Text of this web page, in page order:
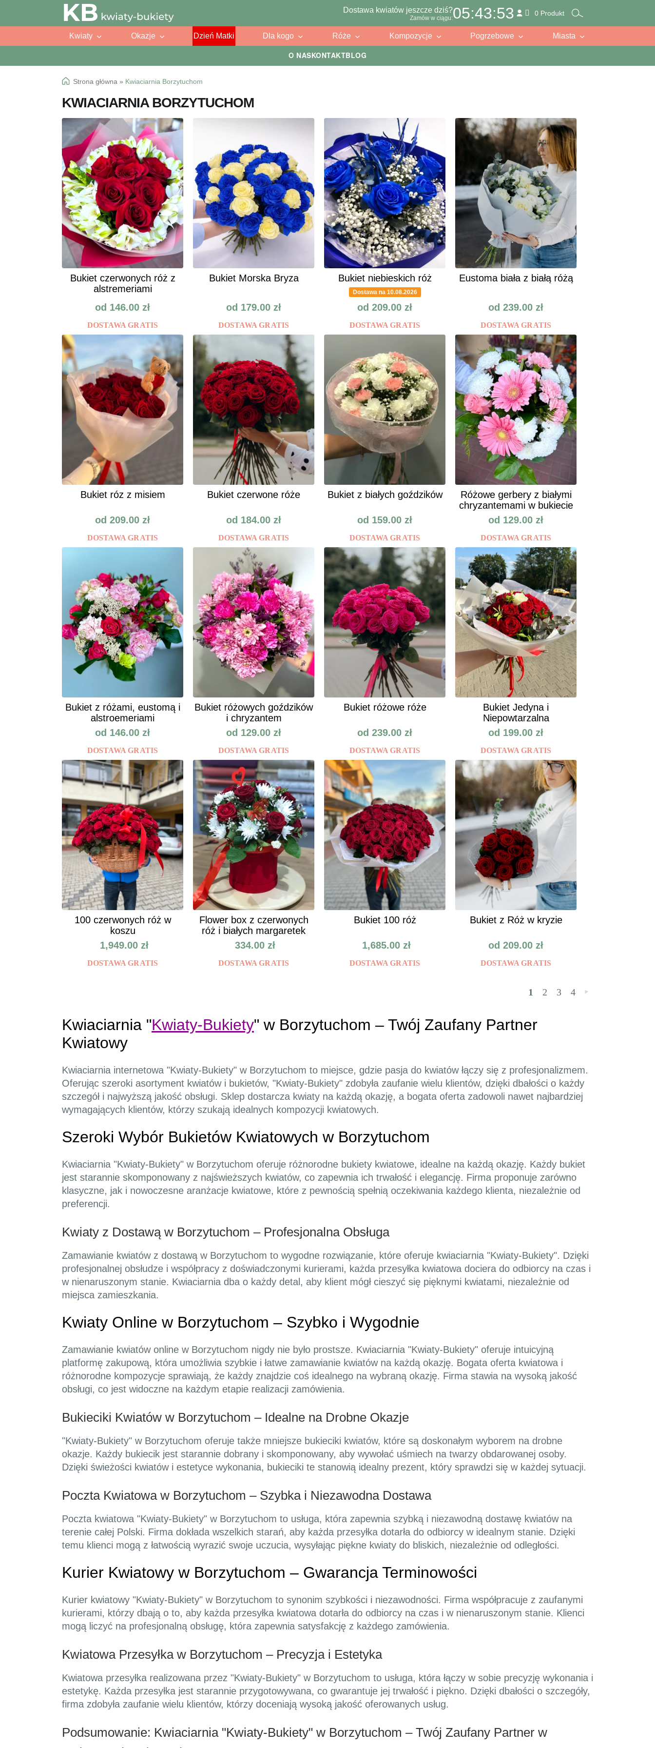
O NASKONTAKTBLOG
Przejdź
do
Przejdź
do
Dostawa kwiatów jeszcze dziś?
Zamów w ciągu:05:43:51 0 Produkt
Kwiaty Okazje Dzień Matki Dla kogo Róże Kompozycje Pogrzebowe Miasta
Strona główna » Kwiaciarnia Borzytuchom
KWIACIARNIA BORZYTUCHOM
Bukiet czerwonych róż z
alstremeriami
od 146.00 zł
DOSTAWA GRATIS
Bukiet Morska Bryza
od 179.00 zł
DOSTAWA GRATIS
Bukiet niebieskich róż
Dostawa na 10.08.2026
od 209.00 zł
DOSTAWA GRATIS
Eustoma biała z białą różą
od 239.00 zł
DOSTAWA GRATIS
Bukiet róz z misiem
od 209.00 zł
DOSTAWA GRATIS
Bukiet czerwone róże
od 184.00 zł
DOSTAWA GRATIS
Bukiet z białych goździków
od 159.00 zł
DOSTAWA GRATIS
Różowe gerbery z białymi
chryzantemami w bukiecie
od 129.00 zł
DOSTAWA GRATIS
Bukiet z różami, eustomą i
alstroemeriami
od 146.00 zł
DOSTAWA GRATIS
Bukiet różowych goździków
i chryzantem
od 129.00 zł
DOSTAWA GRATIS
Bukiet różowe róże
od 239.00 zł
DOSTAWA GRATIS
Bukiet Jedyna i
Niepowtarzalna
od 199.00 zł
DOSTAWA GRATIS
100 czerwonych róż w
koszu
1,949.00 zł
DOSTAWA GRATIS
Flower box z czerwonych
róż i białych margaretek
334.00 zł
DOSTAWA GRATIS
Bukiet 100 róż
1,685.00 zł
DOSTAWA GRATIS
Bukiet z Róż w kryzie
od 209.00 zł
DOSTAWA GRATIS
1 2 3 4 »
Kwiaciarnia "Kwiaty-Bukiety" w Borzytuchom – Twój Zaufany Partner
Kwiatowy
Kwiaciarnia internetowa "Kwiaty-Bukiety" w Borzytuchom to miejsce, gdzie pasja do kwiatów łączy się z profesjonalizmem.
Oferując szeroki asortyment kwiatów i bukietów, "Kwiaty-Bukiety" zdobyła zaufanie wielu klientów, dzięki dbałości o każdy
szczegół i najwyższą jakość obsługi. Sklep dostarcza kwiaty na każdą okazję, a bogata oferta zadowoli nawet najbardziej
wymagających klientów, którzy szukają idealnych kompozycji kwiatowych.
Szeroki Wybór Bukietów Kwiatowych w Borzytuchom
Kwiaciarnia "Kwiaty-Bukiety" w Borzytuchom oferuje różnorodne bukiety kwiatowe, idealne na każdą okazję. Każdy bukiet
jest starannie skomponowany z najświeższych kwiatów, co zapewnia ich trwałość i elegancję. Firma proponuje zarówno
klasyczne, jak i nowoczesne aranżacje kwiatowe, które z pewnością spełnią oczekiwania każdego klienta, niezależnie od
preferencji.
Kwiaty z Dostawą w Borzytuchom – Profesjonalna Obsługa
Zamawianie kwiatów z dostawą w Borzytuchom to wygodne rozwiązanie, które oferuje kwiaciarnia "Kwiaty-Bukiety". Dzięki
profesjonalnej obsłudze i współpracy z doświadczonymi kurierami, każda przesyłka kwiatowa dociera do odbiorcy na czas i
w nienaruszonym stanie. Kwiaciarnia dba o każdy detal, aby klient mógł cieszyć się pięknymi kwiatami, niezależnie od
miejsca zamieszkania.
Kwiaty Online w Borzytuchom – Szybko i Wygodnie
Zamawianie kwiatów online w Borzytuchom nigdy nie było prostsze. Kwiaciarnia "Kwiaty-Bukiety" oferuje intuicyjną
platformę zakupową, która umożliwia szybkie i łatwe zamawianie kwiatów na każdą okazję. Bogata oferta kwiatowa i
różnorodne kompozycje sprawiają, że każdy znajdzie coś idealnego na wybraną okazję. Firma stawia na wysoką jakość
obsługi, co jest widoczne na każdym etapie realizacji zamówienia.
Bukieciki Kwiatów w Borzytuchom – Idealne na Drobne Okazje
"Kwiaty-Bukiety" w Borzytuchom oferuje także mniejsze bukieciki kwiatów, które są doskonałym wyborem na drobne
okazje. Każdy bukiecik jest starannie dobrany i skomponowany, aby wywołać uśmiech na twarzy obdarowanej osoby.
Dzięki świeżości kwiatów i estetyce wykonania, bukieciki te stanowią idealny prezent, który sprawdzi się w każdej sytuacji.
Poczta Kwiatowa w Borzytuchom – Szybka i Niezawodna Dostawa
Poczta kwiatowa "Kwiaty-Bukiety" w Borzytuchom to usługa, która zapewnia szybką i niezawodną dostawę kwiatów na
terenie całej Polski. Firma dokłada wszelkich starań, aby każda przesyłka dotarła do odbiorcy w idealnym stanie. Dzięki
temu klienci mogą z łatwością wyrazić swoje uczucia, wysyłając piękne kwiaty do bliskich, niezależnie od odległości.
Kurier Kwiatowy w Borzytuchom – Gwarancja Terminowości
Kurier kwiatowy "Kwiaty-Bukiety" w Borzytuchom to synonim szybkości i niezawodności. Firma współpracuje z zaufanymi
kurierami, którzy dbają o to, aby każda przesyłka kwiatowa dotarła do odbiorcy na czas i w nienaruszonym stanie. Klienci
mogą liczyć na profesjonalną obsługę, która zapewnia satysfakcję z każdego zamówienia.
Kwiatowa Przesyłka w Borzytuchom – Precyzja i Estetyka
Kwiatowa przesyłka realizowana przez "Kwiaty-Bukiety" w Borzytuchom to usługa, która łączy w sobie precyzję wykonania i
estetykę. Każda przesyłka jest starannie przygotowywana, co gwarantuje jej trwałość i piękno. Dzięki dbałości o szczegóły,
firma zdobyła zaufanie wielu klientów, którzy doceniają wysoką jakość oferowanych usług.
Podsumowanie: Kwiaciarnia "Kwiaty-Bukiety" w Borzytuchom – Twój Zaufany Partner w